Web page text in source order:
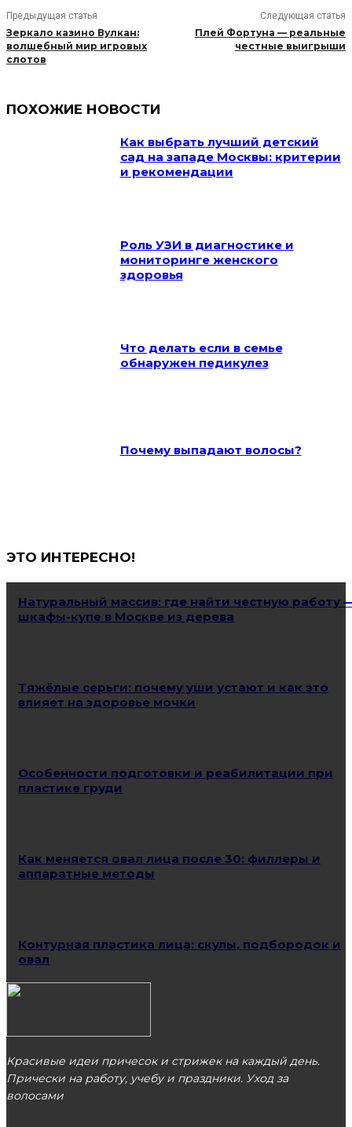
Предыдущая статья
Зеркало казино Вулкан:
волшебный мир игровых
слотов
Следующая статья
Плей Фортуна — реальные
честные выигрыши
ПОХОЖИЕ НОВОСТИ
Как выбрать лучший детский
сад на западе Москвы: критерии
и рекомендации
Роль УЗИ в диагностике и
мониторинге женского
здоровья
Что делать если в семье
обнаружен педикулез
Почему выпадают волосы?
ЭТО ИНТЕРЕСНО!
Натуральный массив: где найти честную работу
шкафы-купе в Москве из дерева
Тяжёлые серьги: почему уши устают и как это
влияет на здоровье мочки
Особенности подготовки и реабилитации при
пластике груди
Как меняется овал лица после 30: филлеры и
аппаратные методы
Контурная пластика лица: скулы, подбородок и
овал
Красивые идеи причесок и стрижек на каждый день.
Прически на работу, учебу и праздники. Уход за
волосами